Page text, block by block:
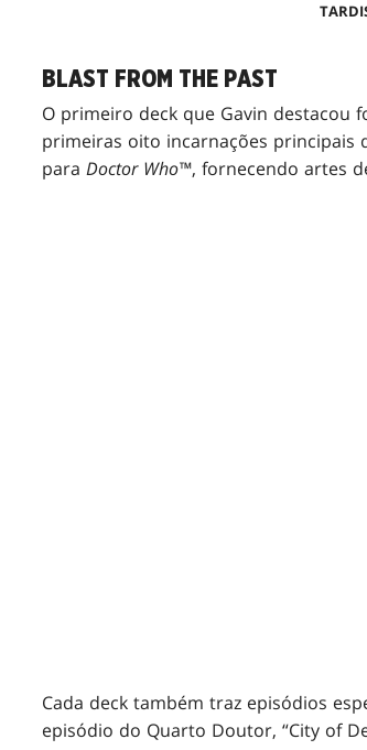
BLAST FROM THE PAST
O primeiro deck que Gavin destacou
primeiras oito incarnações principais
para Doctor Who™, fornecendo artes
Cada deck também traz episódios
episódio do Quarto Doutor, “City of